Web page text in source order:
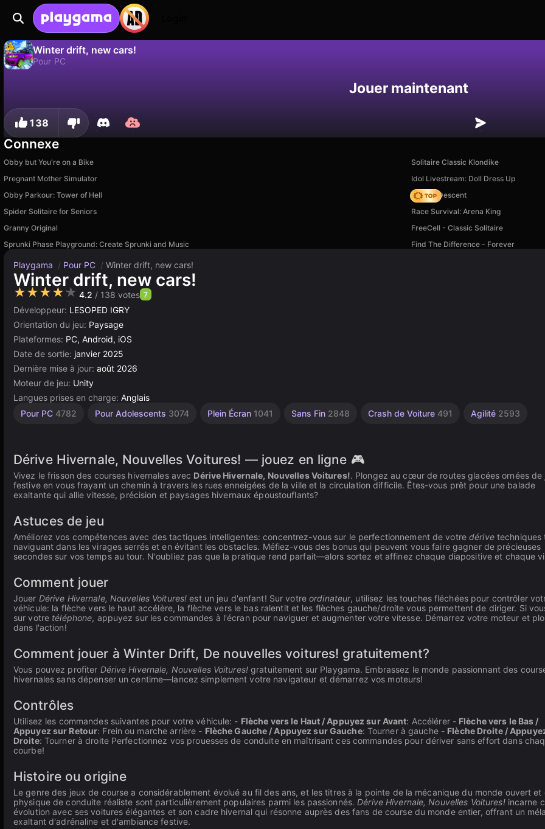
Winter drift, new cars!
Pour PC
Jouer maintenant
138
Connexe
Obby but You're on a Bike
Solitaire Classic Klondike
Pregnant Mother Simulator
Idol Livestream: Doll Dress Up
Obby Parkour: Tower of Hell
Deadly Descent
Spider Solitaire for Seniors
Race Survival: Arena King
Granny Original
FreeCell - Classic Solitaire
Sprunki Phase Playground: Create Sprunki and Music
Find The Difference - Forever
Playgama / Pour PC / Winter drift, new cars!
Winter drift, new cars!
★★★★★ 4.2 / 138 votes 7
Développeur: LESOPED IGRY
Orientation du jeu: Paysage
Plateformes: PC, Android, iOS
Date de sortie: janvier 2025
Dernière mise à jour: août 2026
Moteur de jeu: Unity
Langues prises en charge: Anglais
Pour PC 4782 Pour Adolescents 3074 Plein Écran 1041 Sans Fin 2848 Crash de Voiture 491 Agilité 2593
Bureau
À 1
Trafic
Unity
Dérive Hivernale, Nouvelles Voitures! — jouez en ligne 🎮
Vivez le frisson des courses hivernales avec Dérive Hivernale, Nouvelles Voitures!. Plongez au cœur de routes glacées ornées de
festive en vous frayant un chemin à travers les rues enneigées de la ville et la circulation difficile. Êtes-vous prêt pour une balade
exaltante qui allie vitesse, précision et paysages hivernaux époustouflants?
Astuces de jeu
Améliorez vos compétences avec des tactiques intelligentes: concentrez-vous sur le perfectionnement de votredérivetechniques
naviguant dans les virages serrés et en évitant les obstacles. Méfiez-vous des bonus qui peuvent vous faire gagner de précieuses
secondes sur vos temps au tour. N'oubliez pas que la pratique rend parfait—alors sortez et affinez chaque diapositive et chaque
Comment jouer
Jouer Dérive Hivernale, Nouvelles Voitures! est un jeu d'enfant! Sur votreordinateur, utilisez les touches fléchées pour contrôler
véhicule: la flèche vers le haut accélère, la flèche vers le bas ralentit et les flèches gauche/droite vous permettent de diriger. Si
sur votre téléphone, appuyez sur les commandes à l'écran pour naviguer et augmenter votre vitesse. Démarrez votre moteur et
dans l'action!
Comment jouer à Winter Drift, De nouvelles voitures! gratuitement?
Vous pouvez profiter Dérive Hivernale, Nouvelles Voitures!gratuitement sur Playgama. Embrassez le monde passionnant des
hivernales sans dépenser un centime—lancez simplement votre navigateur et démarrez vos moteurs!
Contrôles
Utilisez les commandes suivantes pour votre véhicule: - Flèche vers le Haut / Appuyez sur Avant: Accélérer - Flèche vers le Bas /
Appuyez sur Retour: Frein ou marche arrière - Flèche Gauche / Appuyez sur Gauche: Tourner à gauche - Flèche Droite /
Droite: Tourner à droite Perfectionnez vos prouesses de conduite en maîtrisant ces commandes pour dériver sans effort dans
courbe!
Histoire ou origine
Le genre des jeux de course a considérablement évolué au fil des ans, et les titres à la pointe de la mécanique du monde ouvert et
physique de conduite réaliste sont particulièrement populaires parmi les passionnés. Dérive Hivernale, Nouvelles Voitures!incarne
évolution avec ses voitures élégantes et son cadre hivernal qui résonne auprès des fans de course du monde entier, offrant un
exaltant d'adrénaline et d'ambiance festive.